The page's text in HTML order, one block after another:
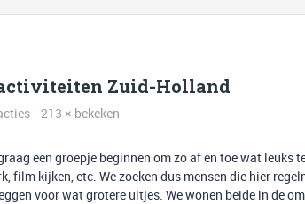
Zuid-Holland
213 × bekeken
een groepje beginnen om zo af en toe wat leuks
film kijken, etc. We zoeken dus mensen die hier
voor wat grotere uitjes. We wonen beide in de